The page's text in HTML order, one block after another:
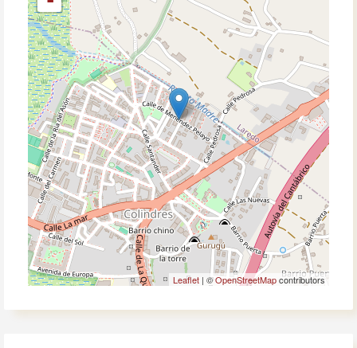
Leaflet | ©OpenStreetMapcontributors